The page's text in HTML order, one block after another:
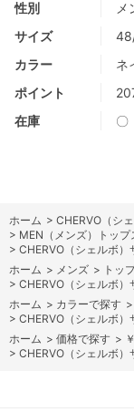
性別
メ
サイズ
カラー
ネ
ポイント
在庫
〇
ホーム > CHERVO（シェ
> MEN（メンズ）トップ
> CHERVO（シェルボ
ホーム > メンズ > トッ
> CHERVO（シェルボ
ホーム > カラーで探す >
> CHERVO（シェルボ
ホーム > 価格で探す >
> CHERVO（シェルボ